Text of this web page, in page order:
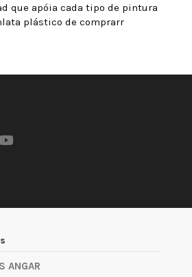
que apóia cada tipo de pintura
plástico de comprarr
ANGAR